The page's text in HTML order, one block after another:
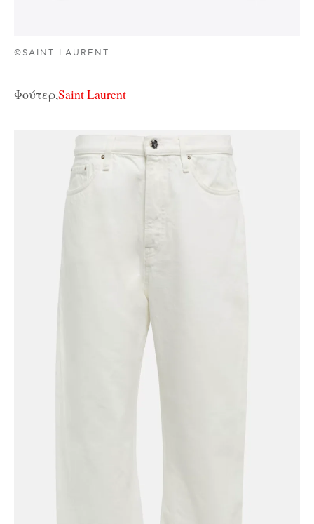
©SAINT LAURENT
Φούτερ,Saint Laurent